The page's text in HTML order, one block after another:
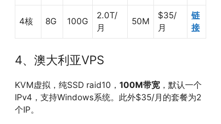
4核 8G 100G
2.0T/
月
50M
$35/
月
链
接
4、澳大利亚VPS
KVM虚拟，纯SSD raid10， 100M带宽 ，默认一个
IPv4，支持Windows系统。此外$35/月的套餐为2
个IP。